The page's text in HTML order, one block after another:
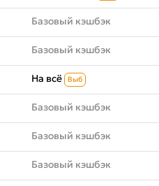
Базовый кэшбэк
Базовый кэшбэк
На всё Выб
Базовый кэшбэк
Базовый кэшбэк
Базовый кэшбэк